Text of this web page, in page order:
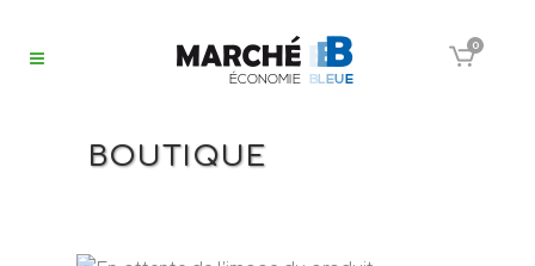
0
BOUTIQUE